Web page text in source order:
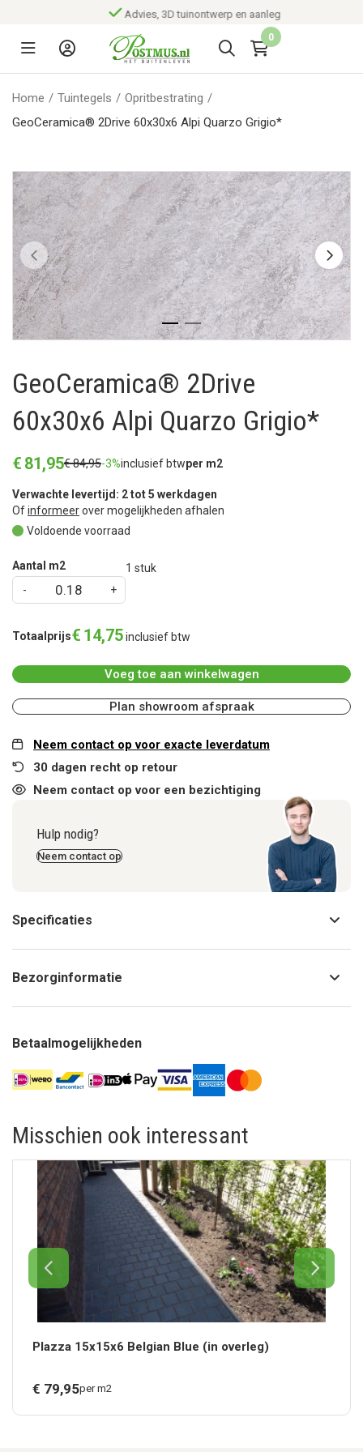
Advies, 3D tuinontwerp en aanleg
0
Home / Tuintegels / Opritbestrating /
GeoCeramica® 2Drive 60x30x6 Alpi Quarzo Grigio*
GeoCeramica® 2Drive
60x30x6 Alpi Quarzo Grigio*
€ 81,95€84,95-3%inclusief btwper m2
Verwachte levertijd: 2 tot 5 werkdagen
Ofinformeerover mogelijkheden afhalen
Voldoende voorraad
Aantal m2 1 stuk
Totaalprijs€ 14,75inclusief btw
Voeg toe aan winkelwagen
Plan showroom afspraak
Neem contact op voor exacte leverdatum
30 dagen recht op retour
Neem contact op voor een bezichtiging
Hulp nodig?
Neem contact op
Specificaties
Bezorginformatie
Betaalmogelijkheden
Misschien ook interessant
Plazza 15x15x6 Belgian Blue (in overleg)
€ 79,95per m2